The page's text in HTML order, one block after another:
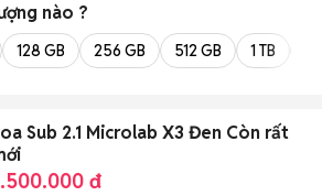
nào ?
128 GB 256 GB 512 GB 1 TB
Sub 2.1 Microlab X3 Đen Còn rất
đ